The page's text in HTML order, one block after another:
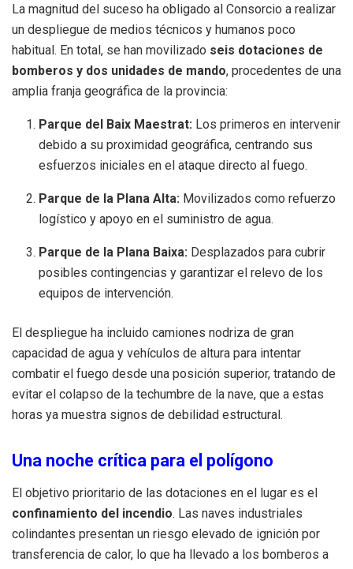
La magnitud del suceso ha obligado al Consorcio a realizar
un despliegue de medios técnicos y humanos poco
habitual. En total, se han movilizado seis dotaciones de
bomberos y dos unidades de mando, procedentes de una
amplia franja geográfica de la provincia:
Parque del Baix Maestrat: Los primeros en intervenir
debido a su proximidad geográfica, centrando sus
esfuerzos iniciales en el ataque directo al fuego.
Parque de la Plana Alta: Movilizados como refuerzo
logístico y apoyo en el suministro de agua.
Parque de la Plana Baixa: Desplazados para cubrir
posibles contingencias y garantizar el relevo de los
equipos de intervención.
El despliegue ha incluido camiones nodriza de gran
capacidad de agua y vehículos de altura para intentar
combatir el fuego desde una posición superior, tratando de
evitar el colapso de la techumbre de la nave, que a estas
horas ya muestra signos de debilidad estructural.
Una noche crítica para el polígono
El objetivo prioritario de las dotaciones en el lugar es el
confinamiento del incendio. Las naves industriales
colindantes presentan un riesgo elevado de ignición por
transferencia de calor, lo que ha llevado a los bomberos a